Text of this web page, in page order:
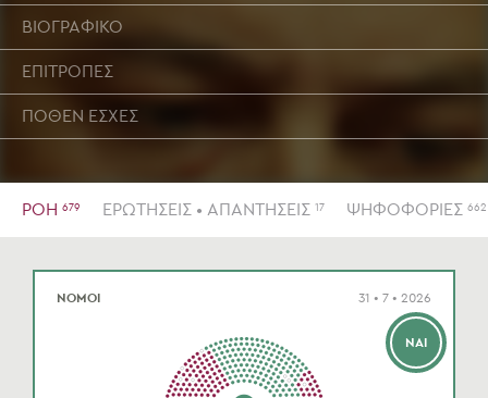
ΒΙΟΓΡΑΦΙΚΟ
ΕΠΙΤΡΟΠΕΣ
ΠΟΘΕΝ ΕΣΧΕΣ
ΡΟΗ 679 ΕΡΩΤΗΣΕΙΣ • ΑΠΑΝΤΗΣΕΙΣ 17 ΨΗΦΟΦΟΡΙΕΣ 662
ΝΑΙ
ΝΟΜΟΙ 31 • 7 • 2026